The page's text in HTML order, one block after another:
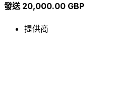
發送 20,000.00 GBP
提供商